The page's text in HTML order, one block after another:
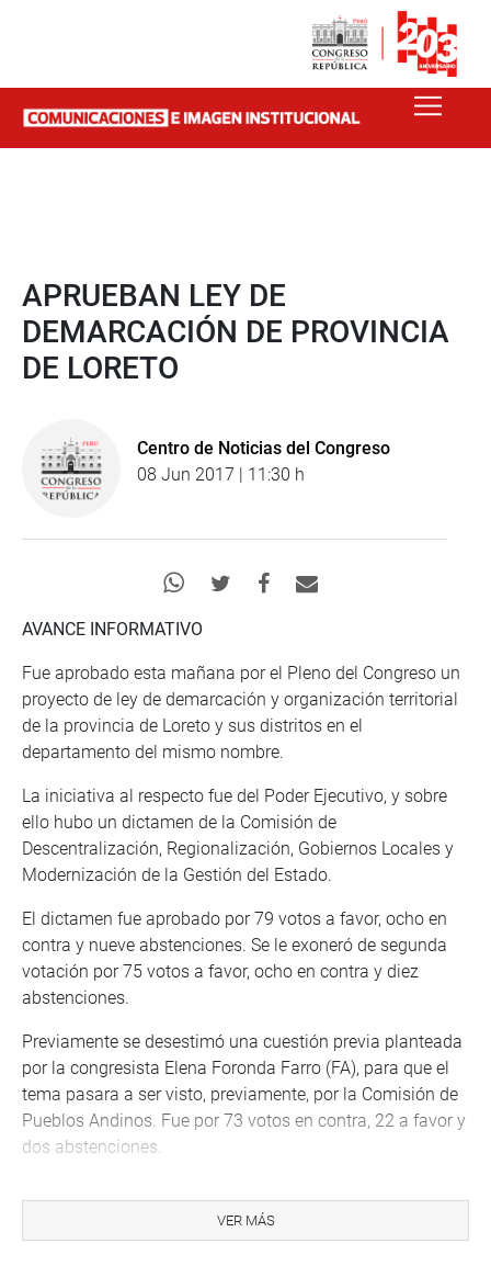
APRUEBAN LEY DE
DEMARCACIÓN DE PROVINCIA
DE LORETO
Centro de Noticias del Congreso
08 Jun 2017 | 11:30 h
AVANCE INFORMATIVO
Fue aprobado esta mañana por el Pleno del Congreso un
proyecto de ley de demarcación y organización territorial
de la provincia de Loreto y sus distritos en el
departamento del mismo nombre.
La iniciativa al respecto fue del Poder Ejecutivo, y sobre
ello hubo un dictamen de la Comisión de
Descentralización, Regionalización, Gobiernos Locales y
Modernización de la Gestión del Estado.
El dictamen fue aprobado por 79 votos a favor, ocho en
contra y nueve abstenciones. Se le exoneró de segunda
votación por 75 votos a favor, ocho en contra y diez
abstenciones.
Previamente se desestimó una cuestión previa planteada
por la congresista Elena Foronda Farro (FA), para que el
tema pasara a ser visto, previamente, por la Comisión de
Pueblos Andinos. Fue por 73 votos en contra, 22 a favor y
dos abstenciones.
http://www.congreso.gob.pe/
VER MÁS